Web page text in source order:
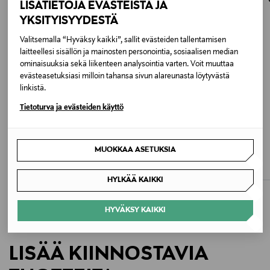
LISÄTIETOJA EVÄSTEISTÄ JA
YKSITYISYYDESTÄ
Valitsemalla “Hyväksy kaikki”, sallit evästeiden tallentamisen
laitteellesi sisällön ja mainosten personointia, sosiaalisen median
ominaisuuksia sekä liikenteen analysointia varten. Voit muuttaa
evästeasetuksiasi milloin tahansa sivun alareunasta löytyvästä
linkistä.
Tietoturva ja evästeiden käyttö
MUOKKAA ASETUKSIA
HYLKÄÄ KAIKKI
HYVÄKSY KAIKKI
99 % puuvilla, 1 % elastaani
Väri
DENIM SUEDE MIX
Koko
28/32
Valmistusmaa
Turkki
Valmistajan tuotenumero
Valmistaja
Baum und Pferdgarten A/S
osoitteeseen.
Discounted Price
70,80 € Original Price
119,95 €
Original Price
119,90 €
LISÄÄ KIINNOSTAVIA